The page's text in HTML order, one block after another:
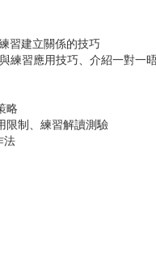
習建立關係的技巧
練習應用技巧、介紹一對一
略
限制、練習解讀測驗
法